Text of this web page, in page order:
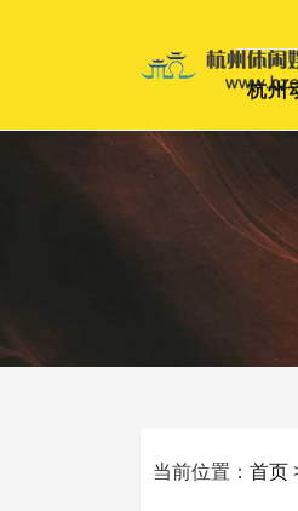
杭州
当前位置： 首页